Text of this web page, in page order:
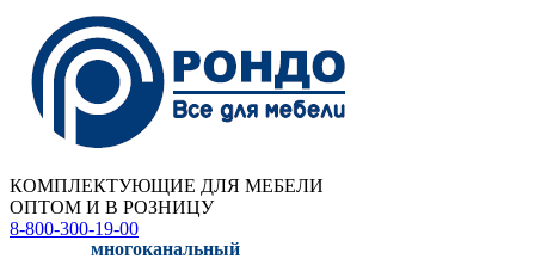
КОМПЛЕКТУЮЩИЕ ДЛЯ МЕБЕЛИ
ОПТОМ И В РОЗНИЦУ
8-800-300-19-00
многоканальный